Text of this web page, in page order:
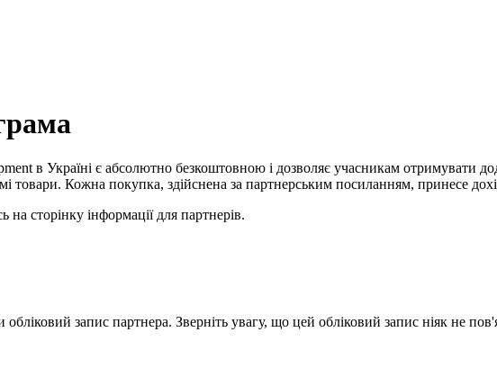
в Україні є абсолютно безкоштовною і дозволяє учасникам отримувати
товари. Кожна покупка, здійснена за партнерським посиланням, принесе
сторінку інформації для партнерів.
запис партнера. Зверніть увагу, що цей обліковий запис ніяк не